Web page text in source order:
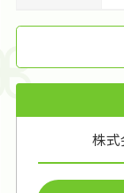
株